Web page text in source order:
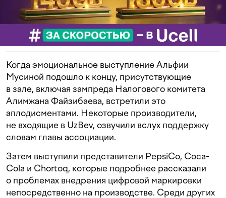
Когда эмоциональное выступление Альфии
Мусиной подошло к концу, присутствующие
в зале, включая зампреда Налогового комитета
Алимжана Файзибаева, встретили это
аплодисментами. Некоторые производители,
не входящие в UzBev, озвучили вслух поддержку
словам главы ассоциации.
Затем выступили представители PepsiCo, Coca-
Cola и Chortoq, которые подробнее рассказали
о проблемах внедрения цифровой маркировки
непосредственно на производстве. Среди других